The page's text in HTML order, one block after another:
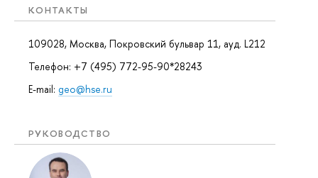
КОНТАКТЫ
109028, Москва, Покровский бульвар 11, ауд. L212
Телефон: +7 (495) 772-95-90*28243
E-mail: geo@hse.ru
РУКОВОДСТВО